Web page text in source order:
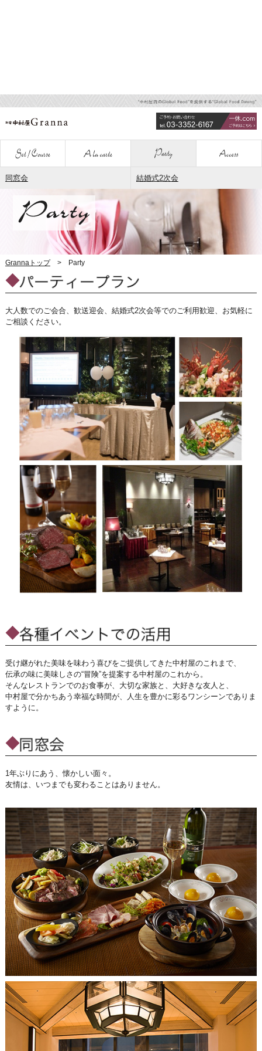
同窓会 結婚式2次会
Grannaトップ Party
大人数でのご会合、歓送迎会、結婚式2次会等でのご利用歓迎、お気軽に
ご相談ください。
受け継がれた美味を味わう喜びをご提供してきた中村屋のこれまで、
伝承の味に美味しさの“冒険”を提案する中村屋のこれから。
そんなレストランでのお食事が、大切な家族と、大好きな友人と、
中村屋で分かちあう幸福な時間が、人生を豊かに彩るワンシーンでありま
すように。
1年ぶりにあう、懐かしい面々。
友情は、いつまでも変わることはありません。